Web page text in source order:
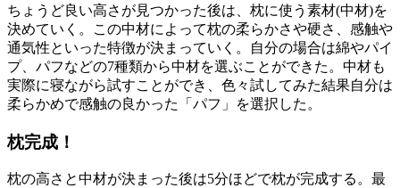
ちょうど良い高さが見つかった後は、枕に使う素材(中材)を
決めていく。この中材によって枕の柔らかさや硬さ、感触や
通気性といった特徴が決まっていく。自分の場合は綿やパイ
プ、パフなどの7種類から中材を選ぶことができた。中材も
実際に寝ながら試すことができ、色々試してみた結果自分は
柔らかめで感触の良かった「パフ」を選択した。
枕完成！
枕の高さと中材が決まった後は5分ほどで枕が完成する。最